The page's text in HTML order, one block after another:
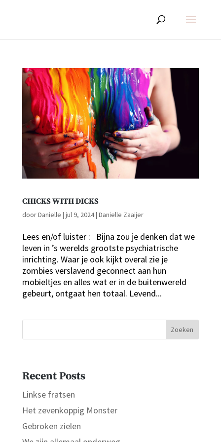
CHICKS WITH DICKS
doorDanielle | jul 9, 2024| Danielle Zaaijer
Lees en/of luister : Bijna zou je denken dat we
leven in ’s werelds grootste psychiatrische
inrichting. Waar je ook kijkt overal zie je
zombies verslavend geconnect aan hun
mobieltjes en alles wat er in de buitenwereld
gebeurt, ontgaat hen totaal. Levend...
Zoeken
Recent Posts
Linkse fratsen
Het zevenkoppig Monster
Gebroken zielen